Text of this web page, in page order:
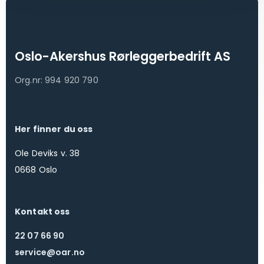
Oslo-Akershus Rørleggerbedrift AS
Org.nr: 994 920 790
Her finner du oss
Ole Deviks v. 38
0668 Oslo
Kontakt oss
22 07 66 90
service@oar.no